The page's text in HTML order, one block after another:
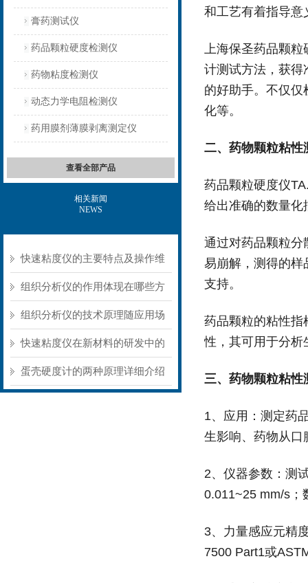
膏药测试仪
药品颗粒硬度检测仪
药物粘度检测仪
动态力学电阻检测仪
药用膜剂薄膜剥离测定仪
查看全部产品
相关新闻
NEWS
快速粘度仪的主要特点及操作维
护方式
组织分析仪的作用体现在哪些方
面？
组织分析仪的技术原理随应用场
景不同存在明显差异
快速粘度仪在新材料的研发中的
应用
蛋壳硬度计的两种原理详细介绍
和工艺有着指导意
上海保圣药品颗粒
计测试方法，获得
的好助手。不仅
化等。
二、 药物颗粒粘性
药品颗粒硬度仪
给出准确的数量化
通过对药品颗粒分
易崩解，测得的样
支持。
药品颗粒的粘性指
性，其可用于分析
三、 药物颗粒粘性
1、应用：测定药
生影响、药物从口
2、仪器参数：测
0.011~25 mm/s；
3、力量感应元精
7500 Part1或